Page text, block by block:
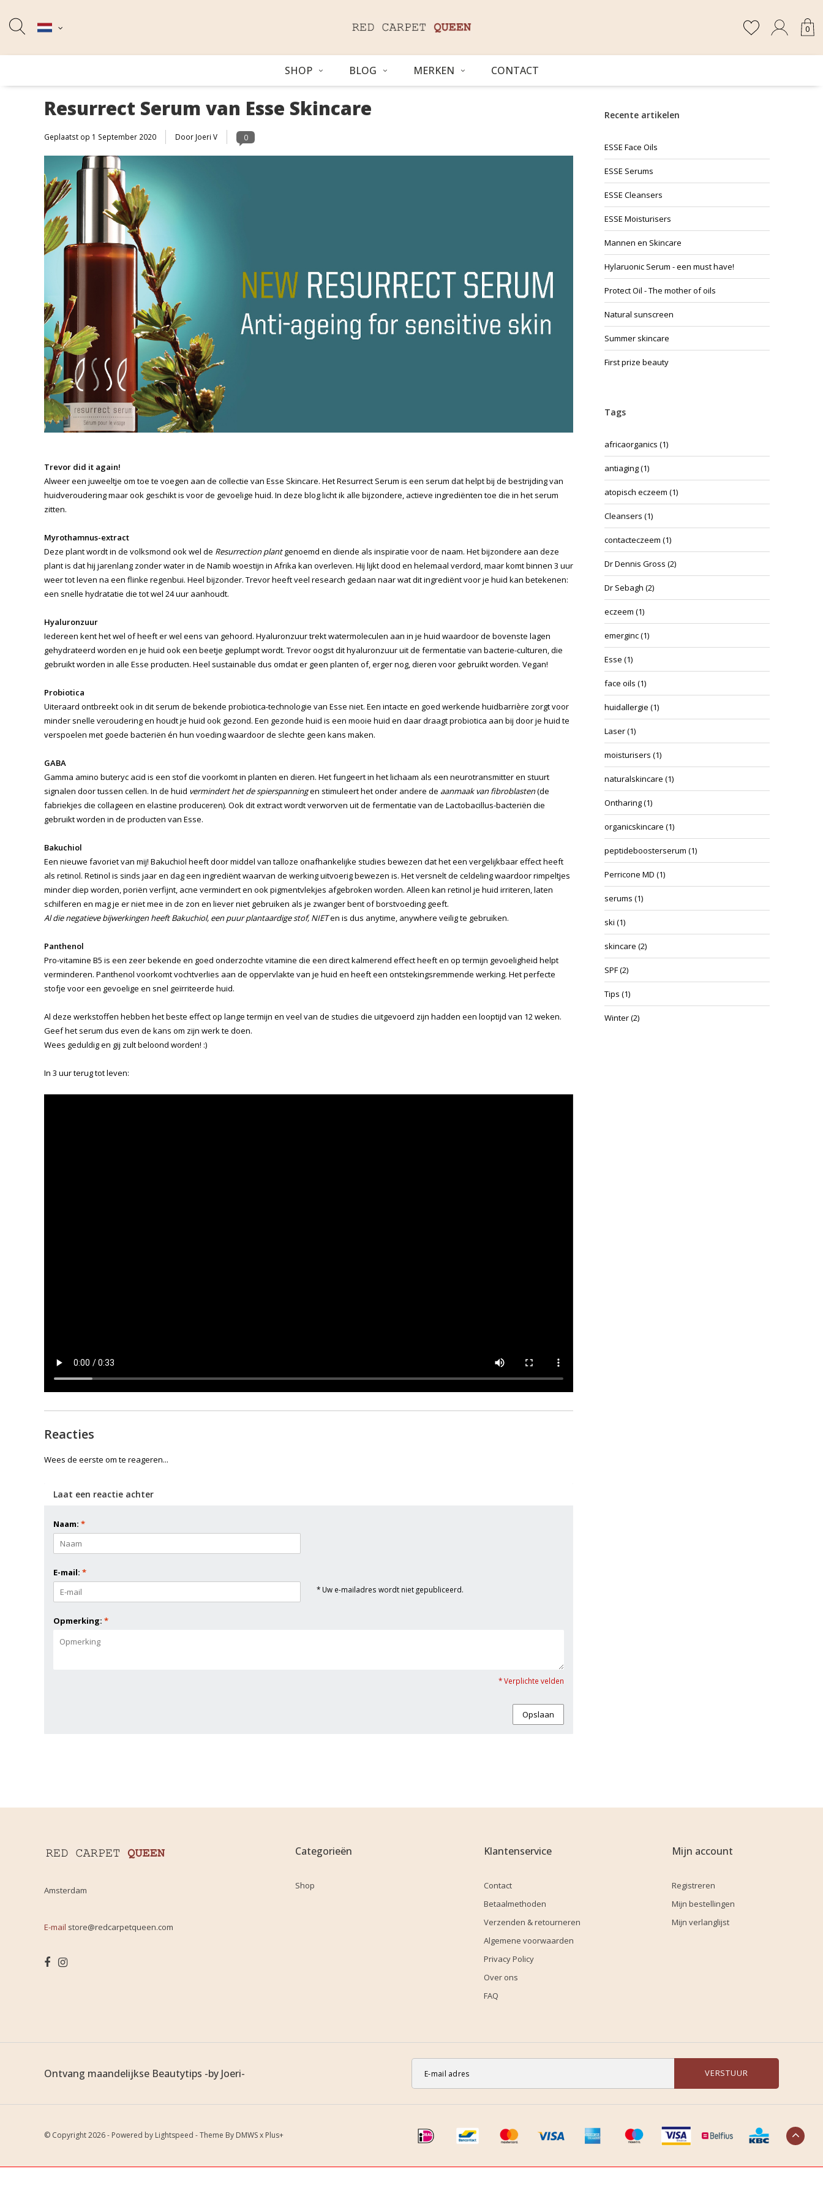
0
SHOP BLOG MERKEN CONTACT
Resurrect Serum van Esse Skincare
Geplaatst op 1 September 2020 Door Joeri V 0
Trevor did it again!
Alweer een juweeltje om toe te voegen aan de collectie van Esse Skincare. Het Resurrect Serum is een serum dat helpt bij de bestrijding van
huidveroudering maar ook geschikt is voor de gevoelige huid. In deze blog licht ik alle bijzondere, actieve ingrediënten toe die in het serum
zitten.
Myrothamnus-extract
Deze plant wordt in de volksmond ook wel de Resurrection plantgenoemd en diende als inspiratie voor de naam. Het bijzondere aan deze
plant is dat hij jarenlang zonder water in de Namib woestijn in Afrika kan overleven. Hij lijkt dood en helemaal verdord, maar komt binnen 3 uur
weer tot leven na een flinke regenbui. Heel bijzonder. Trevor heeft veel research gedaan naar wat dit ingrediënt voor je huid kan betekenen:
een snelle hydratatie die tot wel 24 uur aanhoudt.
Hyaluronzuur
Iedereen kent het wel of heeft er wel eens van gehoord. Hyaluronzuur trekt watermoleculen aan in je huid waardoor de bovenste lagen
gehydrateerd worden en je huid ook een beetje geplumpt wordt. Trevor oogst dit hyaluronzuur uit de fermentatie van bacterie-culturen, die
gebruikt worden in alle Esse producten. Heel sustainable dus omdat er geen planten of, erger nog, dieren voor gebruikt worden. Vegan!
Probiotica
Uiteraard ontbreekt ook in dit serum de bekende probiotica-technologie van Esse niet. Een intacte en goed werkende huidbarrière zorgt voor
minder snelle veroudering en houdt je huid ook gezond. Een gezonde huid is een mooie huid en daar draagt probiotica aan bij door je huid te
verspoelen met goede bacteriën én hun voeding waardoor de slechte geen kans maken.
GABA
Gamma amino buteryc acid is een stof die voorkomt in planten en dieren. Het fungeert in het lichaam als een neurotransmitter en stuurt
signalen door tussen cellen. In de huid vermindert het de spierspanningen stimuleert het onder andere de aanmaak van fibroblasten(de
fabriekjes die collageen en elastine produceren). Ook dit extract wordt verworven uit de fermentatie van de Lactobacillus-bacteriën die
gebruikt worden in de producten van Esse.
Bakuchiol
Een nieuwe favoriet van mij! Bakuchiol heeft door middel van talloze onafhankelijke studies bewezen dat het een vergelijkbaar effect heeft
als retinol. Retinol is sinds jaar en dag een ingrediënt waarvan de werking uitvoerig bewezen is. Het versnelt de celdeling waardoor rimpeltjes
minder diep worden, poriën verfijnt, acne vermindert en ook pigmentvlekjes afgebroken worden. Alleen kan retinol je huid irriteren, laten
schilferen en mag je er niet mee in de zon en liever niet gebruiken als je zwanger bent of borstvoeding geeft.
Al die negatieve bijwerkingen heeft Bakuchiol, een puur plantaardige stof, NIETen is dus anytime, anywhere veilig te gebruiken.
Panthenol
Pro-vitamine B5 is een zeer bekende en goed onderzochte vitamine die een direct kalmerend effect heeft en op termijn gevoeligheid helpt
verminderen. Panthenol voorkomt vochtverlies aan de oppervlakte van je huid en heeft een ontstekingsremmende werking. Het perfecte
stofje voor een gevoelige en snel geïrriteerde huid.
Al deze werkstoffen hebben het beste effect op lange termijn en veel van de studies die uitgevoerd zijn hadden een looptijd van 12 weken.
Geef het serum dus even de kans om zijn werk te doen.
Wees geduldig en gij zult beloond worden! :)
In 3 uur terug tot leven:
Reacties
Wees de eerste om te reageren...
Laat een reactie achter
Naam: *
E-mail: *
* Uw e-mailadres wordt niet gepubliceerd.
Opmerking: *
* Verplichte velden
Opslaan
Recente artikelen
ESSE Face Oils
ESSE Serums
ESSE Cleansers
ESSE Moisturisers
Mannen en Skincare
Hylaruonic Serum - een must have!
Protect Oil - The mother of oils
Natural sunscreen
Summer skincare
First prize beauty
Tags
africaorganics (1)
antiaging(1)
atopisch eczeem (1)
Cleansers (1)
contacteczeem (1)
Dr Dennis Gross (2)
Dr Sebagh (2)
eczeem (1)
emerginc(1)
Esse (1)
face oils (1)
huidallergie (1)
Laser(1)
moisturisers (1)
naturalskincare (1)
Ontharing(1)
organicskincare (1)
peptideboosterserum (1)
Perricone MD (1)
serums (1)
ski (1)
skincare (2)
SPF(2)
Tips (1)
Winter(2)
Amsterdam
E-mail store@redcarpetqueen.com
Categorieën
Shop
Klantenservice
Contact
Betaalmethoden
Verzenden & retourneren
Algemene voorwaarden
Privacy Policy
Over ons
FAQ
Mijn account
Registreren
Mijn bestellingen
Mijn verlanglijst
Ontvang maandelijkse Beautytips -by Joeri- VERSTUUR
© Copyright 2026 - Powered by Lightspeed - Theme By DMWSx Plus+